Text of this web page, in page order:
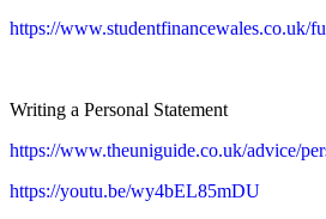
https://www.studentfinancewales.co.uk/
Writing a Personal Statement
https://www.theuniguide.co.uk/advice/
https://youtu.be/wy4bEL85mDU